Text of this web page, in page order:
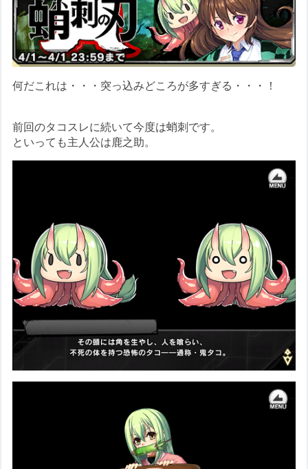
何だこれは・・・突っ込みどころが多すぎる・・・！
前回のタコスレに続いて今度は蛸刺です。
といっても主人公は鹿之助。